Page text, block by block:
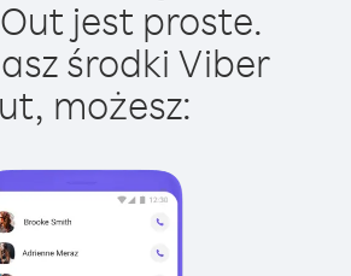
jest proste.
środki Viber
możesz: